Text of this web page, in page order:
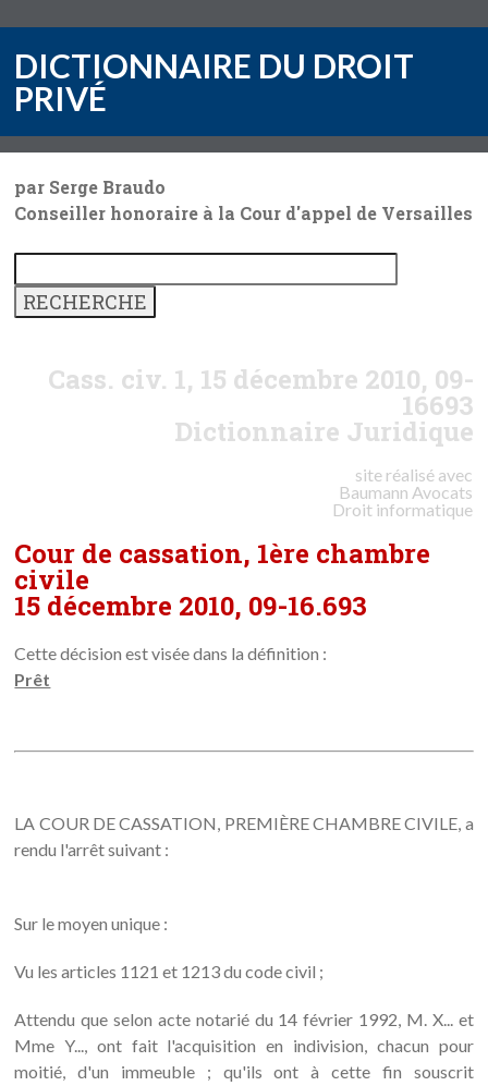
DICTIONNAIRE DU DROIT
PRIVÉ
par Serge Braudo
Conseiller honoraire à la Cour d'appel de Versailles
Cass. civ. 1, 15 décembre 2010, 09-
16693
Dictionnaire Juridique
site réalisé avec
Baumann Avocats
Droit informatique
Cour de cassation, 1ère chambre
civile
15 décembre 2010, 09-16.693
Cette décision est visée dans la définition :
Prêt
LA COUR DE CASSATION, PREMIÈRE CHAMBRE CIVILE, a
rendu l'arrêt suivant :
Sur le moyen unique :
Vu les articles 1121 et 1213 du code civil ;
Attendu que selon acte notarié du 14 février 1992, M. X... et
Mme Y..., ont fait l'acquisition en indivision, chacun pour
moitié, d'un immeuble ; qu'ils ont à cette fin souscrit